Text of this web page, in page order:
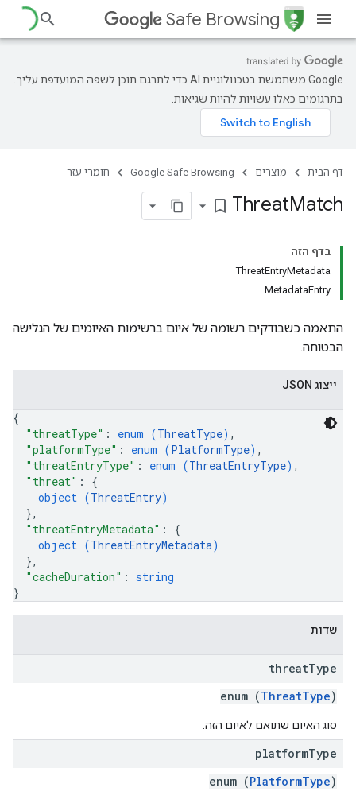
Safe Browsing
‫Google משתמשת בטכנולוגיית AI כדי לתרגם תוכן לשפה המועדפת עליך.
בתרגומים כאלו עשויות להיות שגיאות.
דף הבית מוצרים Google Safe Browsing חומרי עזר
ThreatMatch
bookmark_border
בדף הזה
ThreatEntryMetadata
MetadataEntry
התאמה כשבודקים רשומה של איום ברשימות האיומים של הגלישה
הבטוחה.
ייצוג JSON
{
"threatType" : enum (ThreatType) ,
"platformType" : enum (PlatformType) ,
"threatEntryType" : enum (ThreatEntryType) ,
"threat" : {
object (ThreatEntry)
},
"threatEntryMetadata" : {
object (ThreatEntryMetadata)
},
"cacheDuration" : string
}
שדות
threatType
enum (ThreatType)
סוג האיום שתואם לאיום הזה.
platformType
enum (PlatformType)